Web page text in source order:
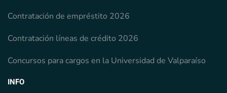
Contratación de empréstito 2026
Contratación líneas de crédito 2026
Concursos para cargos en la Universidad de Valparaíso
INFO